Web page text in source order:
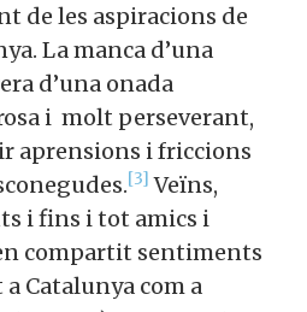
de les aspiracions de
La manca d’una
d’una onada
i molt perseverant,
aprensions i friccions
[3] Veïns,
i fins i tot amics i
compartit sentiments
Catalunya com a